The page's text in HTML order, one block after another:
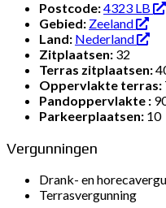
Postcode:4323 LB
Gebied: Zeeland
Land: Nederland
Zitplaatsen: 32
Terras zitplaatsen:
Oppervlakte terras:
Pandoppervlakte :
Parkeerplaatsen: 10
Vergunningen
Drank- en
Terrasvergunning